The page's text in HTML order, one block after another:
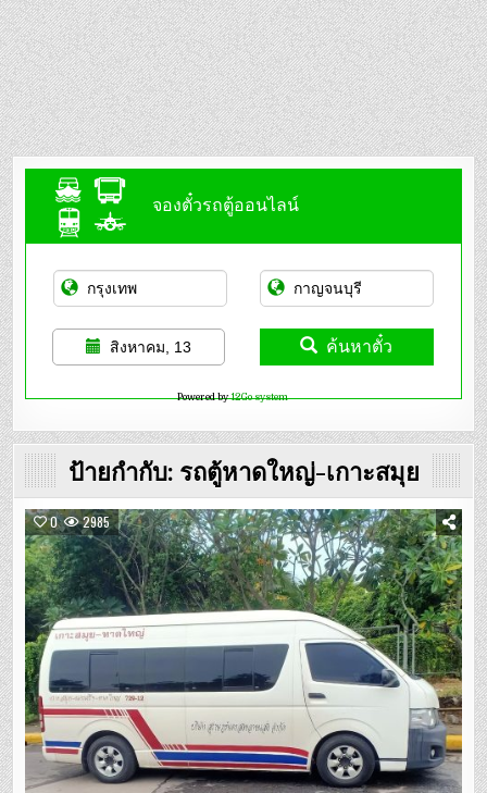
จองตั๋วรถตู้ออนไลน์
สิงหาคม, 13 ค้นหาตั๋ว
Powered by12Go system
ป้ายกำกับ: รถตู้หาดใหญ่-เกาะสมุย
0 2985